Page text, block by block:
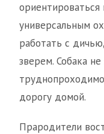
ориентироваться
универсальным
работать с
зверем. Собака не
дорогу домой.
Прародители